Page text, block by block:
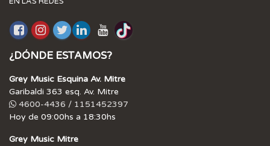
¿DÓNDE ESTAMOS?
Grey Music Esquina Av. Mitre
Garibaldi 363 esq. Av. Mitre
4600-4436 / 1151452397
Hoy de 09:00hs a 18:30hs
Grey Music Mitre